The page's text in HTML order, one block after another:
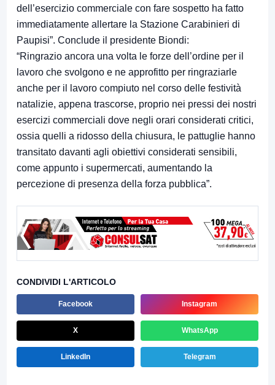
dell’esercizio commerciale con fare sospetto ha fatto
immediatamente allertare la Stazione Carabinieri di
Paupisi”. Conclude il presidente Biondi:
“Ringrazio ancora una volta le forze dell’ordine per il
lavoro che svolgono e ne approfitto per ringraziarle
anche per il lavoro compiuto nel corso delle festività
natalizie, appena trascorse, proprio nei pressi dei nostri
esercizi commerciali dove negli orari considerati critici,
ossia quelli a ridosso della chiusura, le pattuglie hanno
transitato davanti agli obiettivi considerati sensibili,
come appunto i supermercati, aumentando la
percezione di presenza della forza pubblica”.
CONDIVIDI L'ARTICOLO
Facebook Instagram
X WhatsApp
LinkedIn Telegram